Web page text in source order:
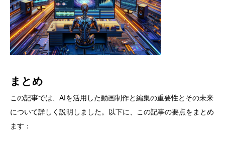
まとめ
この記事では、AIを活用した動画制作と編集の重要性とその未来
について詳しく説明しました。以下に、この記事の要点をまとめ
ます：